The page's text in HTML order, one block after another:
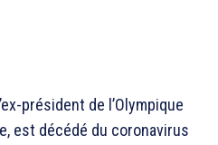
président de l’Olympique
est décédé du coronavirus